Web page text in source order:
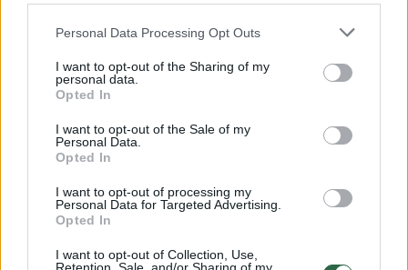
Personal Data Processing Opt Outs
I want to opt-out of the Sharing of my
personal data.
Opted In
I want to opt-out of the Sale of my
Personal Data.
Opted In
I want to opt-out of processing my
Personal Data for Targeted Advertising.
Opted In
I want to opt-out of Collection, Use,
0,5 kg česnakų
0,5 kg aitriųjų pipirų
120 g rupios druskos (4 šaukštai)
100 ml tyro bekvapio aliejaus
Kaip gaminti